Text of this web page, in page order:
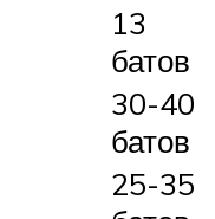
13
батов
30-40
батов
25-35